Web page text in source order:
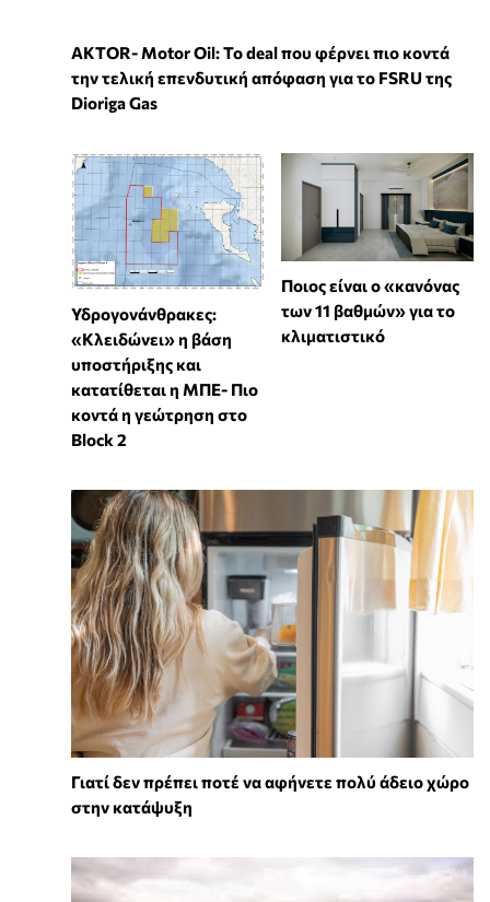
ΑKTOR- Motor Oil: Το deal που φέρνει πιο κοντά
την τελική επενδυτική απόφαση για το FSRU της
Dioriga Gas
Υδρογονάνθρακες:
«Κλειδώνει» η βάση
υποστήριξης και
κατατίθεται η ΜΠΕ- Πιο
κοντά η γεώτρηση στο
Block 2
Ποιος είναι ο «κανόνας
των 11 βαθμών» για το
κλιματιστικό
Γιατί δεν πρέπει ποτέ να αφήνετε πολύ άδειο χώρο
στην κατάψυξη